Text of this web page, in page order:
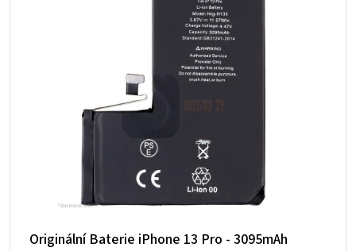
Originální Baterie iPhone 13 Pro - 3095mAh